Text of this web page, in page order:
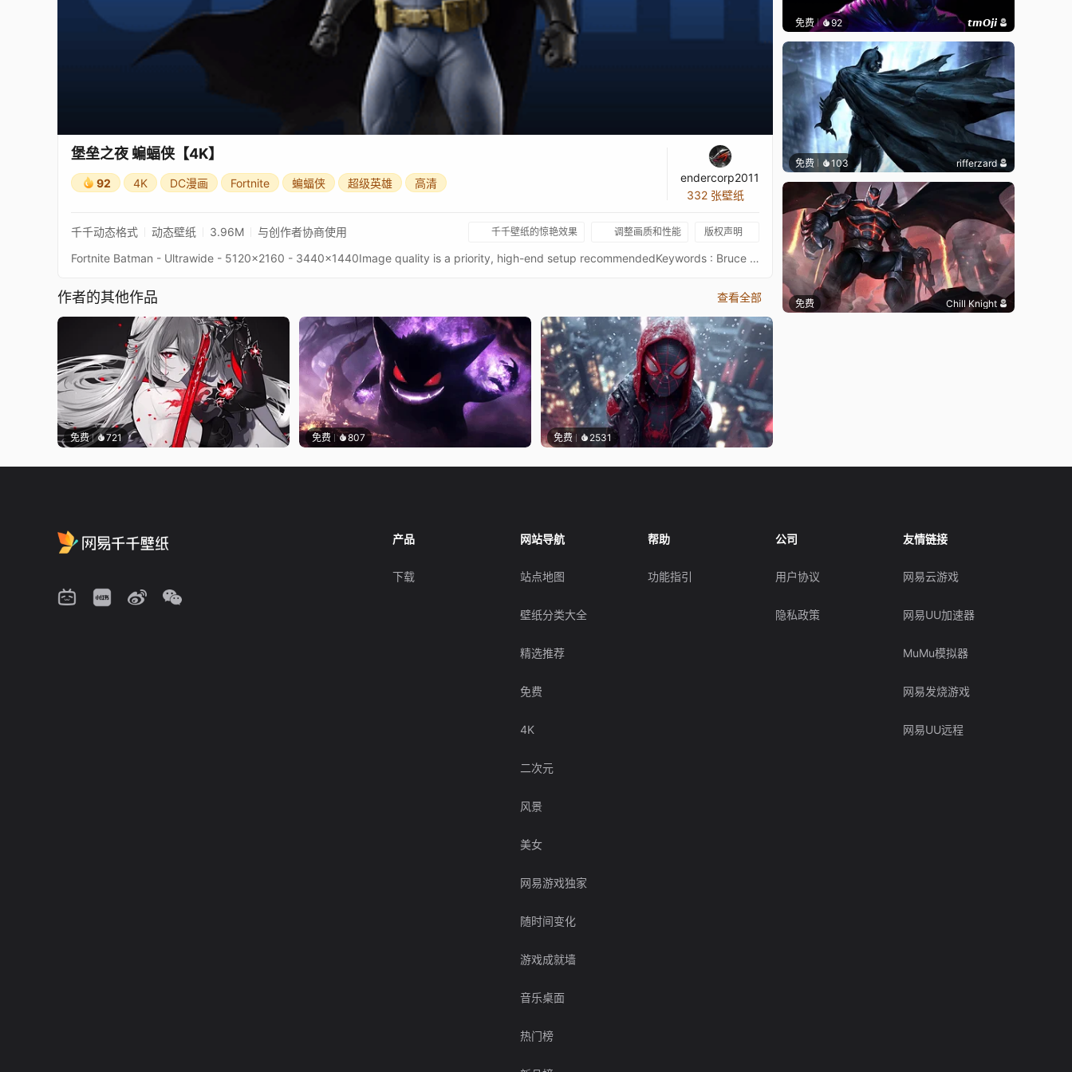
堡垒之夜 蝙蝠侠【4K】
92 4K DC漫画 Fortnite 蝙蝠侠 超级英雄 高清
endercorp2011
332 张壁纸
千千动态格式 动态壁纸 3.96M 与创作者协商使用 千千壁纸的惊艳效果 调整画质和性能 版权声明
Fortnite Batman - Ultrawide - 5120x2160 - 3440x1440Image quality is a priority, high-end setup recommendedKeywords : Bruce Wayne, Game, Skin, DC Comics, Superhero, Bats, 2160p, 4K, HD
作者的其他作品 查看全部
免费 721 免费 807 免费 2531
免费 92 𝙩𝙢𝙊𝙟𝙞
免费 103 rifferzard
免费 Chill Knight
产品
下载
网站导航
站点地图
壁纸分类大全
精选推荐
免费
4K
二次元
风景
美女
网易游戏独家
随时间变化
游戏成就墙
音乐桌面
热门榜
帮助
功能指引
公司
用户协议
隐私政策
友情链接
网易云游戏
网易UU加速器
MuMu模拟器
网易发烧游戏
网易UU远程